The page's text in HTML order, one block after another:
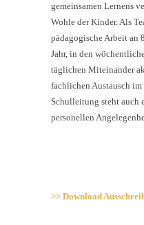
gemeinsamen Lernens
Wohle der Kinder. Als
pädagogische Arbeit an
Jahr, in den
täglichen Miteinander
fachlichen Austausch
Schulleitung steht auch
personellen
>> Download